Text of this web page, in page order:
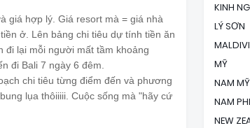
giá hợp lý. Giá resort mà = giá nhà
ở. Lên bảng chi tiêu dự tính tiền ăn
đi lại mỗi người mất tầm khoảng
đi Bali 7 ngày 6 đêm.
chi tiêu từng điểm đến và phương
lụa thôiiiii. Cuộc sống mà "hãy cứ
KINH
LÝ SƠN
MỸ
NAM MỸ
NAM PHI
NEW